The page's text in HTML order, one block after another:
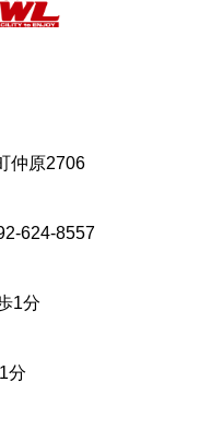
仲原2706
624-8557
1分
分